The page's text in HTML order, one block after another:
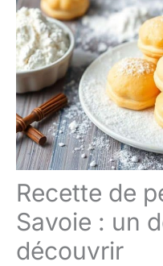
Recette de
Savoie : un
découvrir